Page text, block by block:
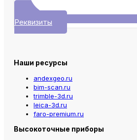
Реквизиты
Наши ресурсы
andexgeo.ru
bim-scan.ru
trimble-3d.ru
leica-3d.ru
faro-premium.ru
Высокоточные приборы